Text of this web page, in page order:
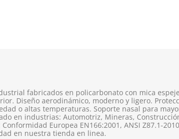
fabricados en policarbonato con mica
Diseño aerodinámico, moderno y ligero.
o altas temperaturas. Soporte nasal para
en industrias: Automotriz, Mineras,
Europea EN166:2001, ANSI Z87.1-
en nuestra tienda en linea.